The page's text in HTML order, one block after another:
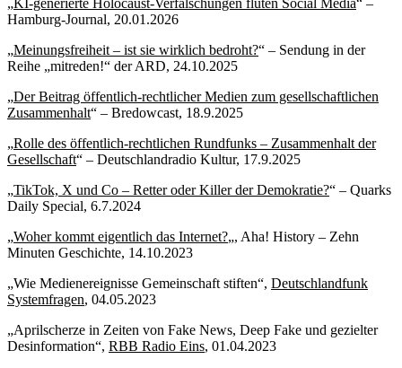
„KI-generierte Holocaust-Verfälschungen fluten Social Media“ –
Hamburg-Journal, 20.01.2026
„Meinungsfreiheit – ist sie wirklich bedroht?“ – Sendung in der
Reihe „mitreden!“ der ARD, 24.10.2025
„Der Beitrag öffentlich-rechtlicher Medien zum gesellschaftlichen
Zusammenhalt“ – Bredowcast, 18.9.2025
„Rolle des öffentlich-rechtlichen Rundfunks – Zusammenhalt der
Gesellschaft“ – Deutschlandradio Kultur, 17.9.2025
„TikTok, X und Co – Retter oder Killer der Demokratie?“ – Quarks
Daily Special, 6.7.2024
„Woher kommt eigentlich das Internet?„, Aha! History – Zehn
Minuten Geschichte, 14.10.2023
„Wie Medienereignisse Gemeinschaft stiften“, Deutschlandfunk
Systemfragen, 04.05.2023
„Aprilscherze in Zeiten von Fake News, Deep Fake und gezielter
Desinformation“, RBB Radio Eins, 01.04.2023